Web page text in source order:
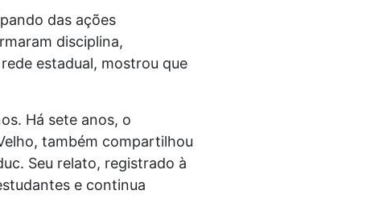
das ações
disciplina,
estadual, mostrou que
Há sete anos, o
também compartilhou
Seu relato, registrado à
e continua